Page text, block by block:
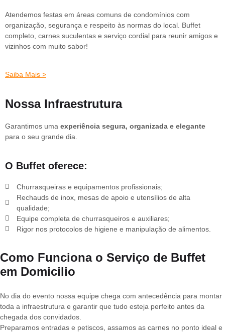
Atendemos festas em áreas comuns de condomínios com
organização, segurança e respeito às normas do local. Buffet
completo, carnes suculentas e serviço cordial para reunir amigos e
vizinhos com muito sabor!
Saiba Mais >
Nossa Infraestrutura
Garantimos uma experiência segura, organizada e elegante
para o seu grande dia.
O Buffet oferece:
Churrasqueiras e equipamentos profissionais;
Rechauds de inox, mesas de apoio e utensílios de alta
qualidade;
Equipe completa de churrasqueiros e auxiliares;
Rigor nos protocolos de higiene e manipulação de alimentos.
Como Funciona o Serviço de Buffet
em Domicilio
No dia do evento nossa equipe chega com antecedência para montar
toda a infraestrutura e garantir que tudo esteja perfeito antes da
chegada dos convidados.
Preparamos entradas e petiscos, assamos as carnes no ponto ideal e